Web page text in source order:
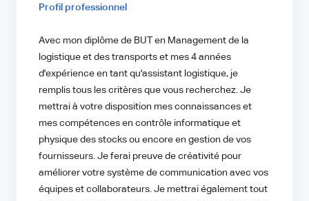
Profil professionnel
Avec mon diplôme de BUT en Management de la
logistique et des transports et mes 4 années
d'expérience en tant qu'assistant logistique, je
remplis tous les critères que vous recherchez. Je
mettrai à votre disposition mes connaissances et
mes compétences en contrôle informatique et
physique des stocks ou encore en gestion de vos
fournisseurs. Je ferai preuve de créativité pour
améliorer votre système de communication avec vos
équipes et collaborateurs. Je mettrai également tout